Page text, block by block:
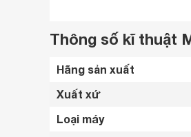
Thông số kĩ thuật
Hãng sản xuất
Xuất xứ
Loại máy